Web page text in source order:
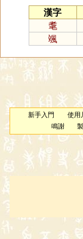
漢字
耄
颯
新手入門 使用
鳴謝